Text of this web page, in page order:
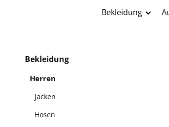
Bekleidung
Bekleidung
Herren
Jacken
Hosen